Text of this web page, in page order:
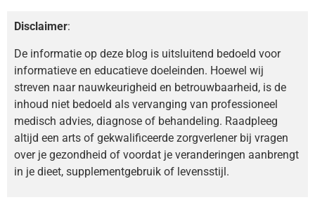
Disclaimer:
De informatie op deze blog is uitsluitend bedoeld voor
informatieve en educatieve doeleinden. Hoewel wij
streven naar nauwkeurigheid en betrouwbaarheid, is de
inhoud niet bedoeld als vervanging van professioneel
medisch advies, diagnose of behandeling. Raadpleeg
altijd een arts of gekwalificeerde zorgverlener bij vragen
over je gezondheid of voordat je veranderingen aanbrengt
in je dieet, supplementgebruik of levensstijl.